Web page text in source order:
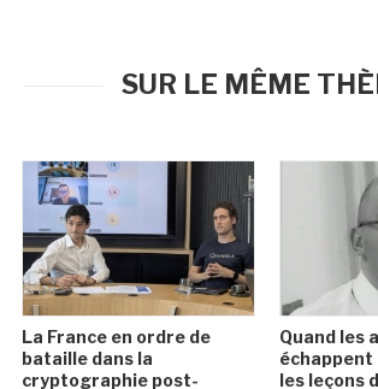
SUR LE MÊME
La France en ordre de
bataille dans la
cryptographie post-
Quand les
échappent
les leçons